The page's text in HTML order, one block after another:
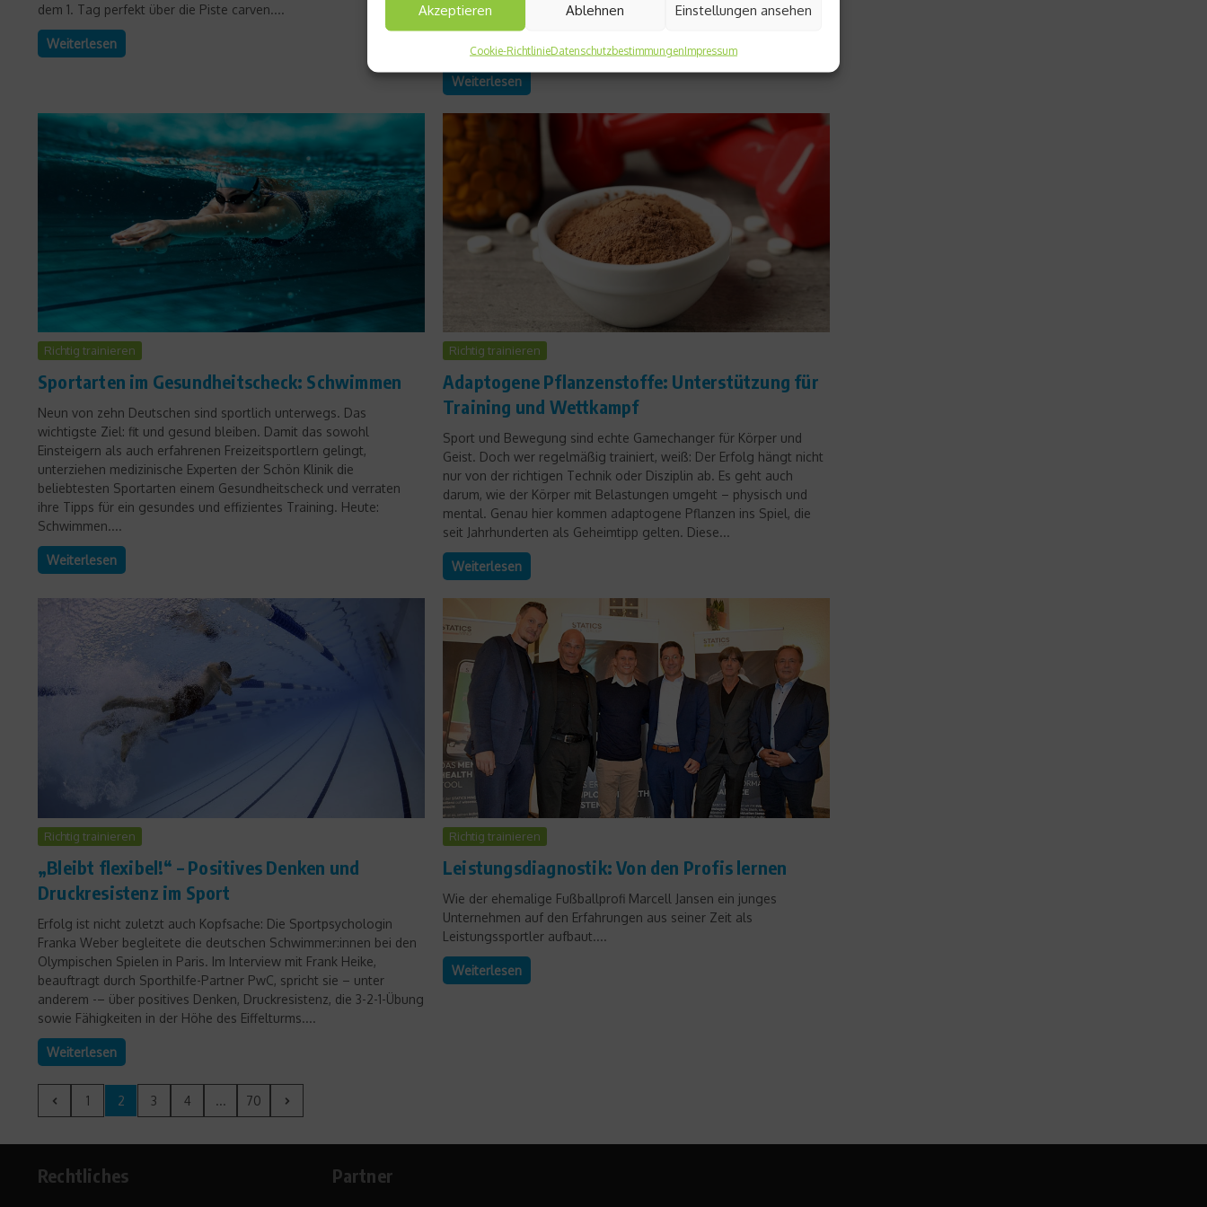
Akzeptieren Ablehnen Einstellungen ansehen
Cookie-RichtlinieDatenschutzbestimmungenImpressum
dem 1. Tag perfekt über die Piste carven....
Weiterlesen
eigenverantwortliches Handeln und sicheres Skifahren. Bei den
Lechtaler Skitourentagen vom 22. bis 26. Januar 2025 bekommen
Neulinge und Fortgeschrittene das nötige Know-How vermittelt....
Weiterlesen
Richtig trainieren
Sportarten im Gesundheitscheck: Schwimmen
Neun von zehn Deutschen sind sportlich unterwegs. Das
wichtigste Ziel: fit und gesund bleiben. Damit das sowohl
Einsteigern als auch erfahrenen Freizeitsportlern gelingt,
unterziehen medizinische Experten der Schön Klinik die
beliebtesten Sportarten einem Gesundheitscheck und verraten
ihre Tipps für ein gesundes und effizientes Training. Heute:
Schwimmen....
Weiterlesen
Richtig trainieren
Adaptogene Pflanzenstoffe: Unterstützung für
Training und Wettkampf
Sport und Bewegung sind echte Gamechanger für Körper und
Geist. Doch wer regelmäßig trainiert, weiß: Der Erfolg hängt nicht
nur von der richtigen Technik oder Disziplin ab. Es geht auch
darum, wie der Körper mit Belastungen umgeht – physisch und
mental. Genau hier kommen adaptogene Pflanzen ins Spiel, die
seit Jahrhunderten als Geheimtipp gelten. Diese...
Weiterlesen
Richtig trainieren
„Bleibt flexibel!“ – Positives Denken und
Druckresistenz im Sport
Erfolg ist nicht zuletzt auch Kopfsache: Die Sportpsychologin
Franka Weber begleitete die deutschen Schwimmer:innen bei den
Olympischen Spielen in Paris. Im Interview mit Frank Heike,
beauftragt durch Sporthilfe-Partner PwC, spricht sie – unter
anderem -– über positives Denken, Druckresistenz, die 3-2-1-Übung
sowie Fähigkeiten in der Höhe des Eiffelturms....
Weiterlesen
Richtig trainieren
Leistungsdiagnostik: Von den Profis lernen
Wie der ehemalige Fußballprofi Marcell Jansen ein junges
Unternehmen auf den Erfahrungen aus seiner Zeit als
Leistungssportler aufbaut....
Weiterlesen
1 2 3 4 ... 70
Rechtliches Partner